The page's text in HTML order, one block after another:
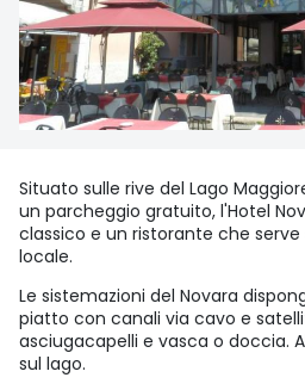
Situato sulle rive del Lago
un parcheggio gratuito, l'Hotel
classico e un ristorante che
locale.
Le sistemazioni del Novara
piatto con canali via cavo e
asciugacapelli e vasca o doccia.
sul lago.